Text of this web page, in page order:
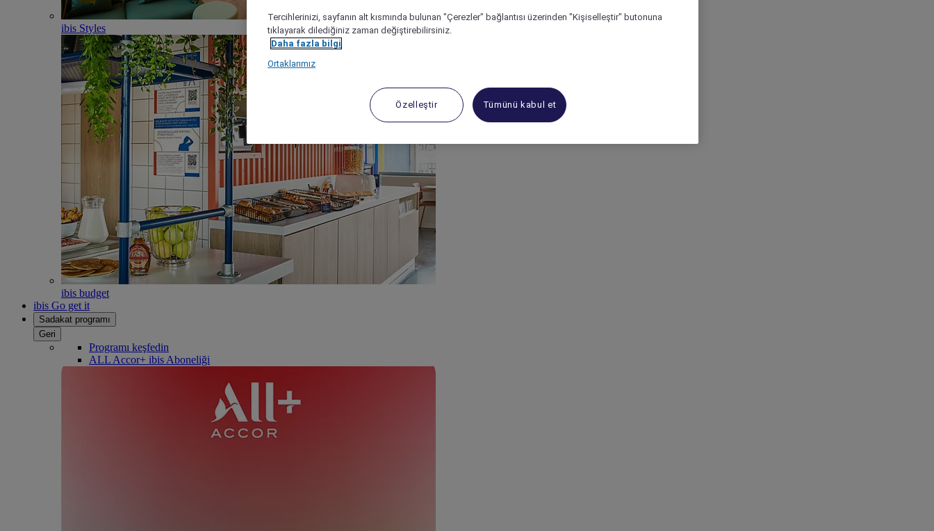
ibis Styles
ibis budget
ibis Go get it
Sadakat programı
Geri
Programı keşfedin
ALL Accor+ ibis Aboneliği
Tercihlerinizi, sayfanın alt kısmında bulunan "Çerezler" bağlantısı üzerinden "Kişiselleştir" butonuna
tıklayarak dilediğiniz zaman değiştirebilirsiniz.
Daha fazla bilgi
Ortaklarımız
Özelleştir Tümünü kabul et